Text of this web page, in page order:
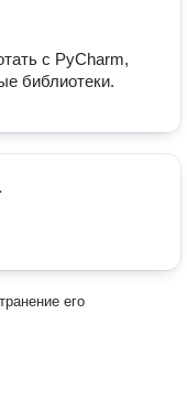
с РyСhаrm,
библиотеки.
его